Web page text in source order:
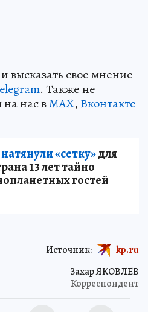
высказать свое мнение
. Также не
на нас вMAX, Вконтакте
«сетку»для
13 лет тайно
гостей
Захар ЯКОВЛЕВ
Корреспондент
Источник: kp.ru